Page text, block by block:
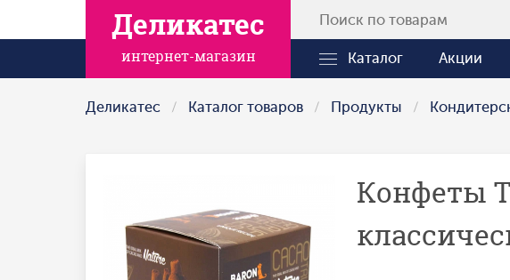
Деликатес
интернет-магазин Каталог Акции
Деликатес Каталог товаров Продукты
Конфеты